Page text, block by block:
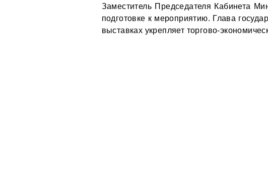
Заместитель Председателя Кабинета
подготовке к мероприятию. Глава
выставках укрепляет торгово-